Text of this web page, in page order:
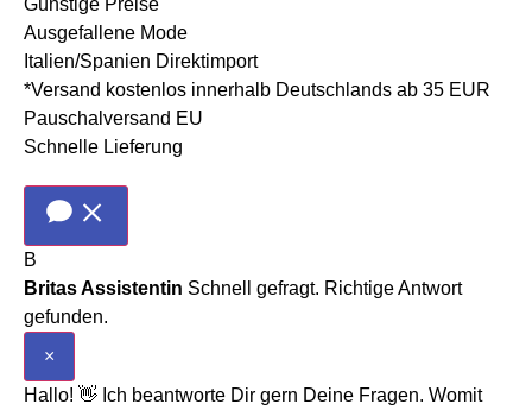
Günstige Preise
Ausgefallene Mode
Italien/Spanien Direktimport
*Versand kostenlos innerhalb Deutschlands ab 35 EUR
Pauschalversand EU
Schnelle Lieferung
B
Britas Assistentin Schnell gefragt. Richtige Antwort
gefunden.
×
Hallo! 👋 Ich beantworte Dir gern Deine Fragen. Womit